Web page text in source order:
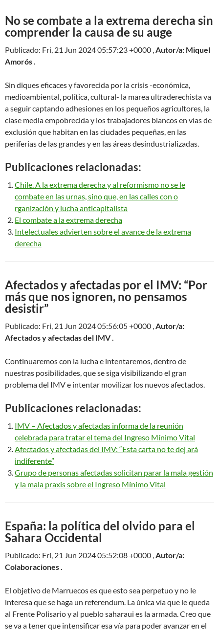
No se combate a la extrema derecha sin
comprender la causa de su auge
Publicado: Fri, 21 Jun 2024 05:57:23 +0000 ,Autor/a: Miquel
Amorós .
Sin diques eficaces y favorecida por la crisis -económica,
medioambiental, política, cultural- la marea ultraderechista va
a seguir captando adhesiones en los pequeños agricultores, la
clase media empobrecida y los trabajadores blancos en vías de
exclusión que habitan en las ciudades pequeñas, en las
periferias de las grandes y en las áreas desindustrializadas.
Publicaciones relacionadas:
Chile. A la extrema derecha y al reformismo no se le
combate en las urnas, sino que, en las calles con o
rganización y lucha anticapitalista
El combate a la extrema derecha
Intelectuales advierten sobre el avance de la extrema
derecha
Afectados y afectadas por el IMV: “Por
más que nos ignoren, no pensamos
desistir”
Publicado: Fri, 21 Jun 2024 05:56:05 +0000 ,Autor/a:
Afectados y afectadas del IMV .
Continuaremos con la lucha e intentaremos, dentro de
nuestras posibilidades, que se siga visibilizando el gran
problema del IMV e intentar movilizar los nuevos afectados.
Publicaciones relacionadas:
IMV – Afectados y afectadas informa de la reunión
celebrada para tratar el tema del Ingreso Mínimo Vital
Afectados y afectadas del IMV: “Esta carta no te dej ará
indiferente”
Grupo de personas afectadas solicitan parar la mala gestión
y la mala praxis sobre el Ingreso Mínimo Vital
España: la política del olvido para el
Sahara Occidental
Publicado: Fri, 21 Jun 2024 05:52:08 +0000 ,Autor/a:
Colaboraciones .
El objetivo de Marruecos es que esto sea perpetuo y no le
interesa que se haga un referendum. La única vía que le queda
al Frente Polisario y al pueblo saharaui es la armada. Creo que
se va a tener que intensificar esa vía para poder avanzar en el